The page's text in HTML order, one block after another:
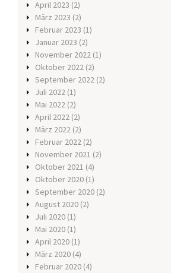
April 2023 (2)
März 2023 (2)
Februar 2023 (1)
Januar 2023 (2)
November 2022 (1)
Oktober 2022 (2)
September 2022 (2)
Juli 2022 (1)
Mai 2022 (2)
April 2022 (2)
März 2022 (2)
Februar 2022 (2)
November 2021 (2)
Oktober 2021 (4)
Oktober 2020 (1)
September 2020 (2)
August 2020 (2)
Juli 2020 (1)
Mai 2020 (1)
April 2020 (1)
März 2020 (4)
Februar 2020 (4)